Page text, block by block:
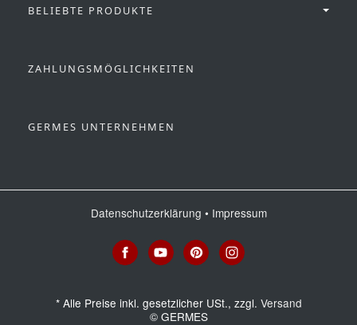
BELIEBTE PRODUKTE
ZAHLUNGSMÖGLICHKEITEN
GERMES UNTERNEHMEN
Datenschutzerklärung • Impressum
*Alle Preise inkl. gesetzlicher USt., zzgl. Versand
© GERMES